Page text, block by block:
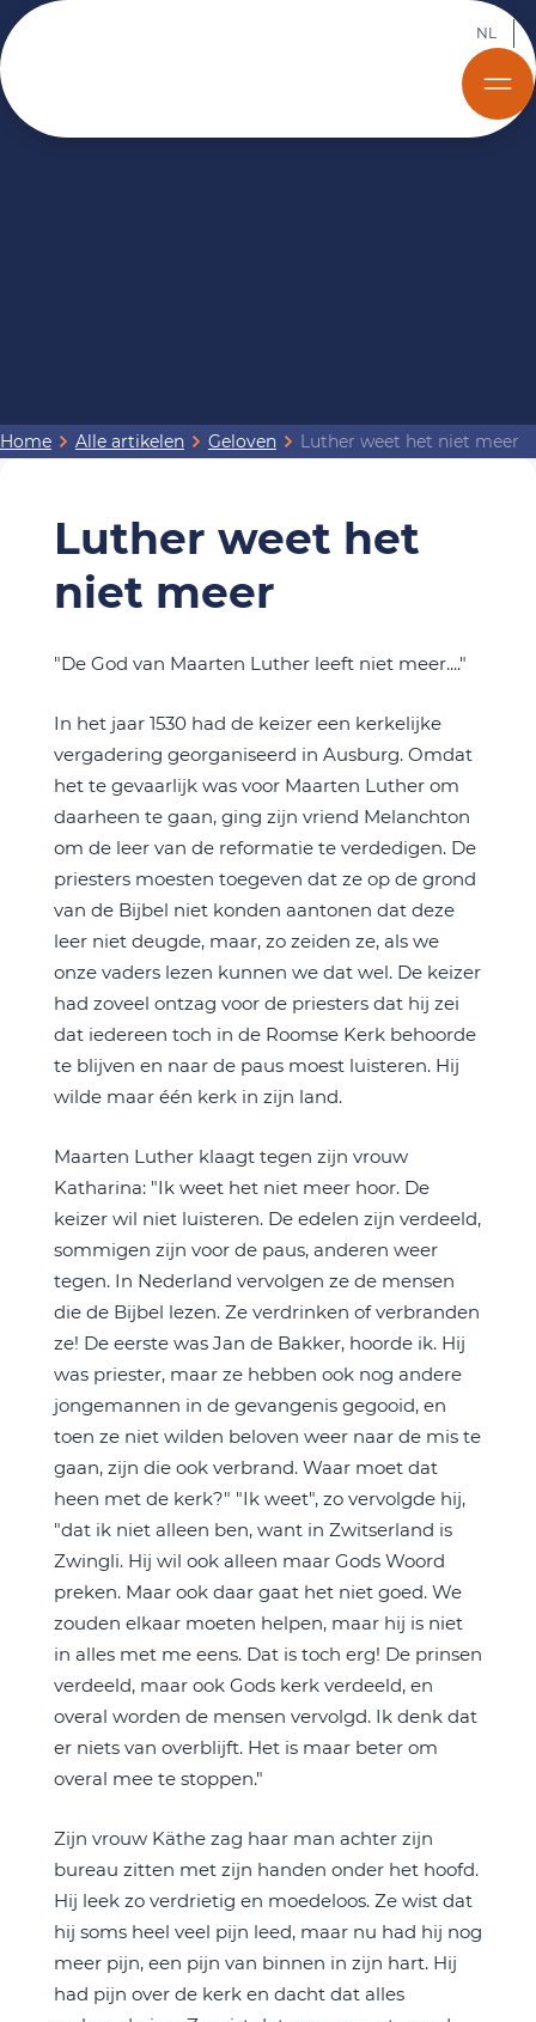
NL
Home Alle artikelen Geloven Luther weet het niet meer
Luther weet het
niet meer
"De God van Maarten Luther leeft niet meer...."
In het jaar 1530 had de keizer een kerkelijke
vergadering georganiseerd in Ausburg. Omdat
het te gevaarlijk was voor Maarten Luther om
daarheen te gaan, ging zijn vriend Melanchton
om de leer van de reformatie te verdedigen. De
priesters moesten toegeven dat ze op de grond
van de Bijbel niet konden aantonen dat deze
leer niet deugde, maar, zo zeiden ze, als we
onze vaders lezen kunnen we dat wel. De keizer
had zoveel ontzag voor de priesters dat hij zei
dat iedereen toch in de Roomse Kerk behoorde
te blijven en naar de paus moest luisteren. Hij
wilde maar één kerk in zijn land.
Maarten Luther klaagt tegen zijn vrouw
Katharina: "Ik weet het niet meer hoor. De
keizer wil niet luisteren. De edelen zijn verdeeld,
sommigen zijn voor de paus, anderen weer
tegen. In Nederland vervolgen ze de mensen
die de Bijbel lezen. Ze verdrinken of verbranden
ze! De eerste was Jan de Bakker, hoorde ik. Hij
was priester, maar ze hebben ook nog andere
jongemannen in de gevangenis gegooid, en
toen ze niet wilden beloven weer naar de mis te
gaan, zijn die ook verbrand. Waar moet dat
heen met de kerk?" "Ik weet", zo vervolgde hij,
"dat ik niet alleen ben, want in Zwitserland is
Zwingli. Hij wil ook alleen maar Gods Woord
preken. Maar ook daar gaat het niet goed. We
zouden elkaar moeten helpen, maar hij is niet
in alles met me eens. Dat is toch erg! De prinsen
verdeeld, maar ook Gods kerk verdeeld, en
overal worden de mensen vervolgd. Ik denk dat
er niets van overblijft. Het is maar beter om
overal mee te stoppen."
Zijn vrouw Käthe zag haar man achter zijn
bureau zitten met zijn handen onder het hoofd.
Hij leek zo verdrietig en moedeloos. Ze wist dat
hij soms heel veel pijn leed, maar nu had hij nog
meer pijn, een pijn van binnen in zijn hart. Hij
had pijn over de kerk en dacht dat alles